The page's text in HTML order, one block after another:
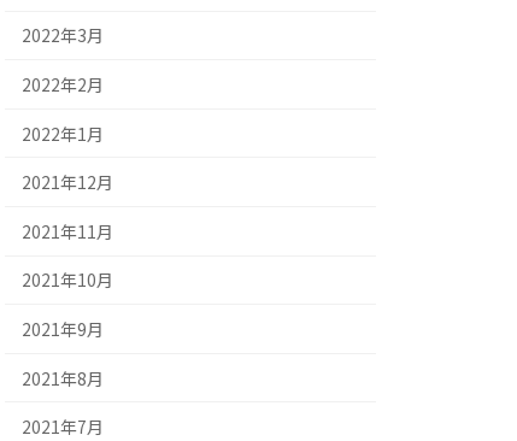
2022年3月
2022年2月
2022年1月
2021年12月
2021年11月
2021年10月
2021年9月
2021年8月
2021年7月